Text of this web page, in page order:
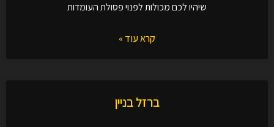
שיהיו לכם מכולות לפנוי פסולת העומדות
קרא עוד »
ברזל בניין